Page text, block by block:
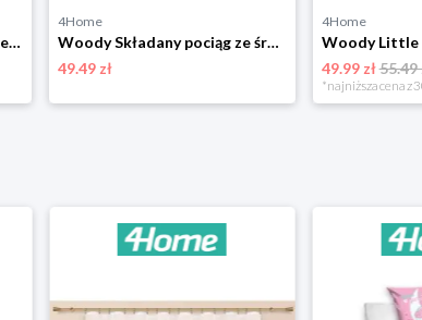
Woody Deska układanka z geometrycznymi kształtami
4Home
Woody Składany pociąg ze śrubą
49.49 zł
4Home
Woody Little
49.99 zł55.49
*najniższa cena z